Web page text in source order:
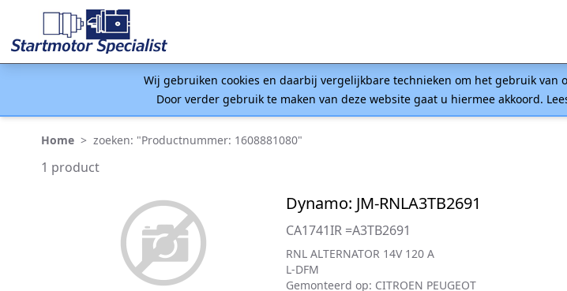
Wij gebruiken cookies en daarbij vergelijkbare technieken om het gebruik
Door verder gebruik te maken van deze website gaat u hiermee akkoord.
Home > zoeken: "Productnummer: 1608881080"
1 product
Dynamo: JM-RNLA3TB2691
CA1741IR =A3TB2691
RNL ALTERNATOR 14V 120 A
L-DFM
Gemonteerd op: CITROEN PEUGEOT